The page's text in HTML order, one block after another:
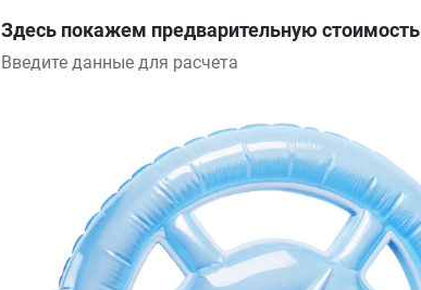
Здесь покажем предварительную стоимость
Введите данные для расчета